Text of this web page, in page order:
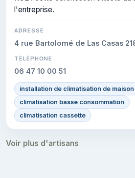
l'entreprise.
ADRESSE
4 rue Bartolomé de Las Casas
TÉLÉPHONE
06 47 10 00 51
installation de climatisation de maison
climatisation basse consommation
climatisation cassette
Voir plus d'artisans